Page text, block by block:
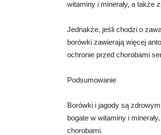
witaminy i minerały, a także
Jednakże, jeśli chodzi o
borówki zawierają więcej
ochronie przed chorobami
Podsumowanie
Borówki i jagody są
bogate w witaminy i
chorobami.